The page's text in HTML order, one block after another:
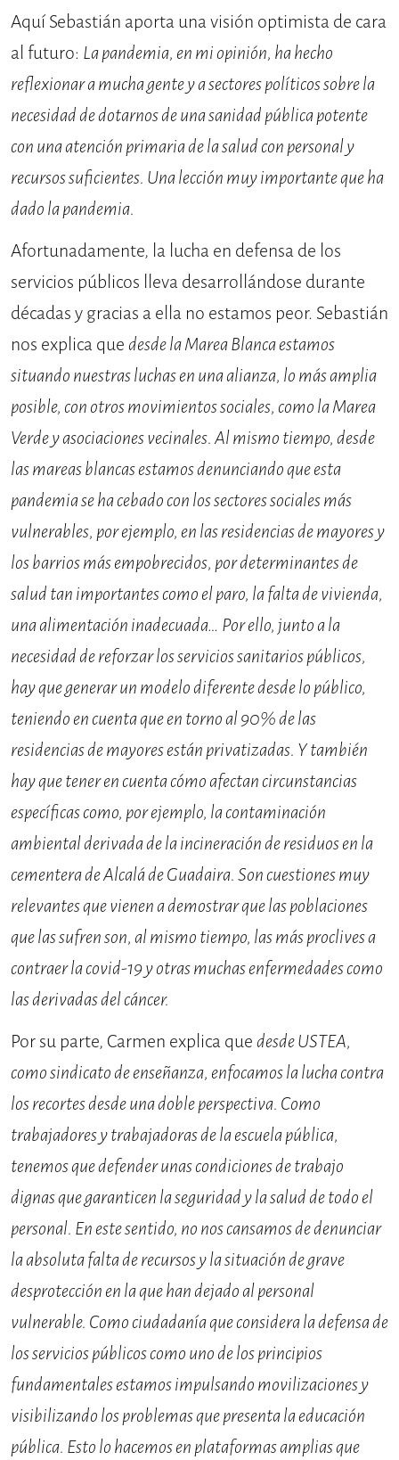
Aquí Sebastián aporta una visión optimista de cara
al futuro: La pandemia, en mi opinión, ha hecho
reflexionar a mucha gente y a sectores políticos sobre la
necesidad de dotarnos de una sanidad pública potente
con una atención primaria de la salud con personal y
recursos suficientes. Una lección muy importante que ha
dado la pandemia.
Afortunadamente, la lucha en defensa de los
servicios públicos lleva desarrollándose durante
décadas y gracias a ella no estamos peor. Sebastián
nos explica que desde la Marea Blanca estamos
situando nuestras luchas en una alianza, lo más amplia
posible, con otros movimientos sociales, como la Marea
Verde y asociaciones vecinales. Al mismo tiempo, desde
las mareas blancas estamos denunciando que esta
pandemia se ha cebado con los sectores sociales más
vulnerables, por ejemplo, en las residencias de mayores y
los barrios más empobrecidos, por determinantes de
salud tan importantes como el paro, la falta de vivienda,
una alimentación inadecuada… Por ello, junto a la
necesidad de reforzar los servicios sanitarios públicos,
hay que generar un modelo diferente desde lo público,
teniendo en cuenta que en torno al 90% de las
residencias de mayores están privatizadas. Y también
hay que tener en cuenta cómo afectan circunstancias
específicas como, por ejemplo, la contaminación
ambiental derivada de la incineración de residuos en la
cementera de Alcalá de Guadaira. Son cuestiones muy
relevantes que vienen a demostrar que las poblaciones
que las sufren son, al mismo tiempo, las más proclives a
contraer la covid-19 y otras muchas enfermedades como
las derivadas del cáncer.
Por su parte, Carmen explica que desde USTEA,
como sindicato de enseñanza, enfocamos la lucha contra
los recortes desde una doble perspectiva. Como
trabajadores y trabajadoras de la escuela pública,
tenemos que defender unas condiciones de trabajo
dignas que garanticen la seguridad y la salud de todo el
personal. En este sentido, no nos cansamos de denunciar
la absoluta falta de recursos y la situación de grave
desprotección en la que han dejado al personal
vulnerable. Como ciudadanía que considera la defensa de
los servicios públicos como uno de los principios
fundamentales estamos impulsando movilizaciones y
visibilizando los problemas que presenta la educación
pública. Esto lo hacemos en plataformas amplias que